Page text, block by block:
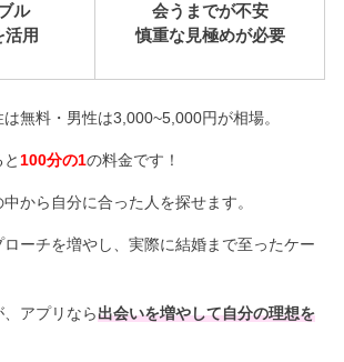
ル
活用
会うまでが不安
慎重な見極めが必要
無料・男性は3,000~5,000円が相場。
100分の1の料金です！
から自分に合った人を探せます。
ーチを増やし、実際に結婚まで至ったケー
、アプリなら出会いを増やして自分の理想を